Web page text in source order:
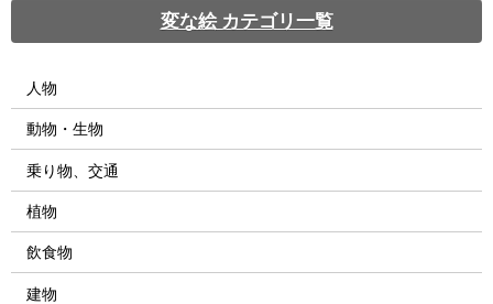
変な絵 カテゴリ一覧
人物
動物・生物
乗り物、交通
植物
飲食物
建物